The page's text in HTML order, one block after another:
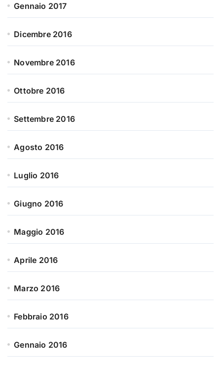
Gennaio 2017
Dicembre 2016
Novembre 2016
Ottobre 2016
Settembre 2016
Agosto 2016
Luglio 2016
Giugno 2016
Maggio 2016
Aprile 2016
Marzo 2016
Febbraio 2016
Gennaio 2016